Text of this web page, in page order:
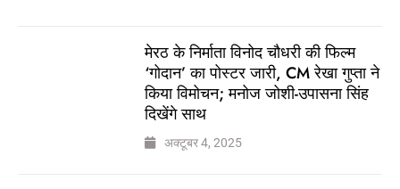
मेरठ के निर्माता विनोद चौधरी की फिल्म
‘गोदान’ का पोस्टर जारी, CM रेखा गुप्ता ने
किया विमोचन; मनोज जोशी-उपासना सिंह
दिखेंगे साथ
अक्टूबर 4, 2025